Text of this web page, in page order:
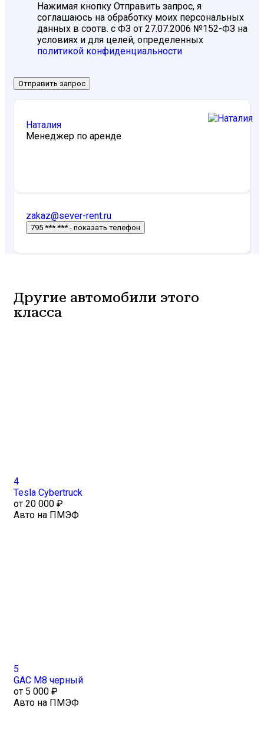
Нажимая кнопку Отправить запрос, я
соглашаюсь на обработку моих персональных
данных в соотв. с ФЗ от 27.07.2006 №152-ФЗ на
условиях и для целей, определенных
политикой конфиденциальности
Отправить запрос
Наталия
Менеджер по аренде
zakaz@sever-rent.ru
795 *** *** - показать телефон
Другие автомобили этого
класса
4
Tesla Cybertruck
от 20 000 ₽
Авто на ПМЭФ
5
GAC M8 черный
от 5 000 ₽
Авто на ПМЭФ